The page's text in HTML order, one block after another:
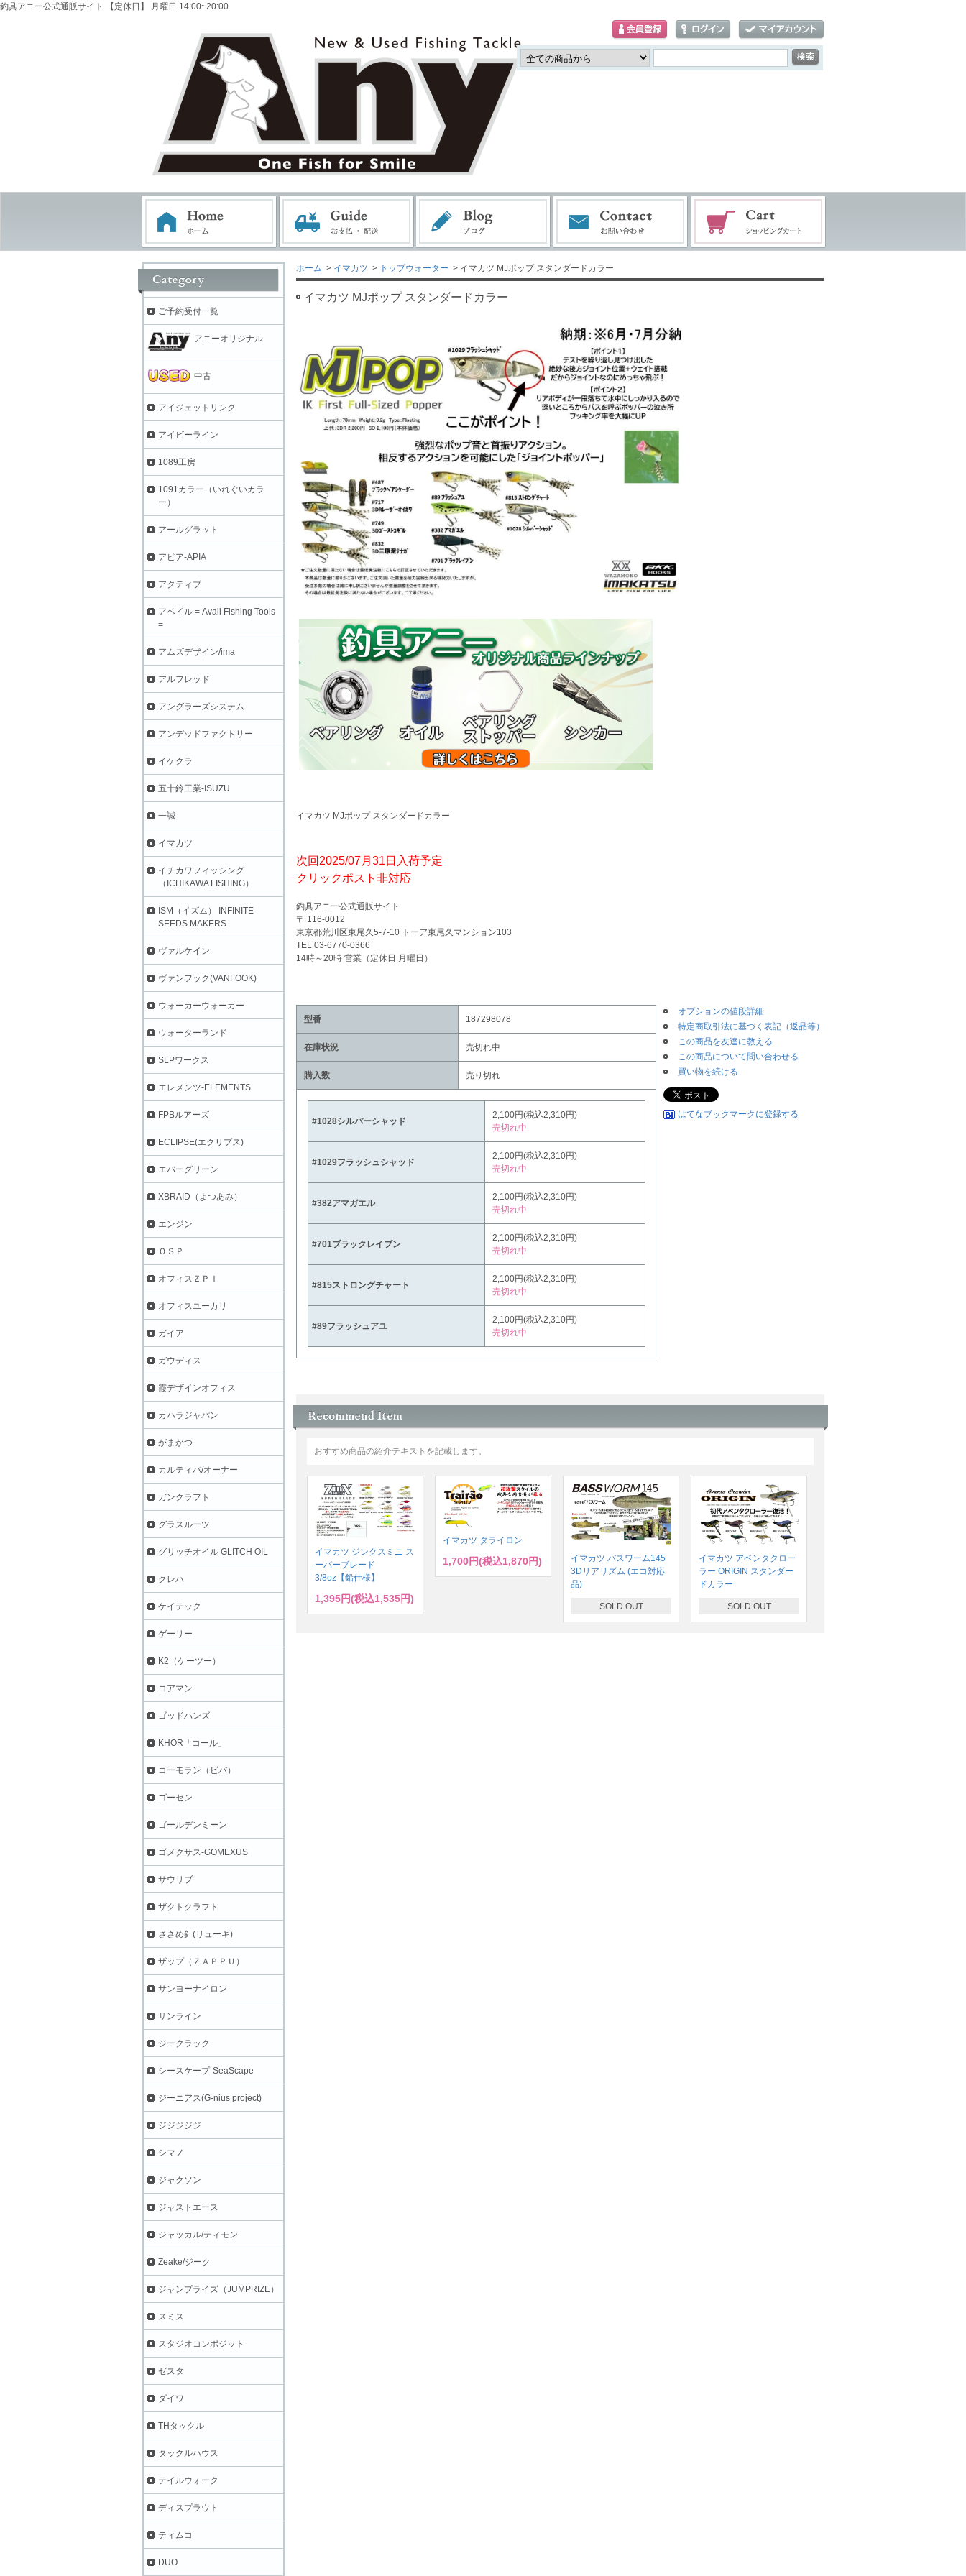
釣具アニー公式通販サイト 【定休日】 月曜日 14:00~20:00
ホーム > イマカツ > トップウォーター > イマカツ MJポップ スタンダードカラー
イマカツ MJポップ スタンダードカラー
イマカツ MJポップ スタンダードカラー
次回2025/07月31日入荷予定
クリックポスト非対応
釣具アニー公式通販サイト
〒 116-0012
東京都荒川区東尾久5-7-10 トーア東尾久マンション103
TEL 03-6770-0366
14時～20時 営業（定休日 月曜日）
型番 187298078
在庫状況 売切れ中
購入数 売り切れ
#1028シルバーシャッド
2,100円(税込2,310円)
売切れ中
#1029フラッシュシャッド
2,100円(税込2,310円)
売切れ中
#382アマガエル
2,100円(税込2,310円)
売切れ中
#701ブラックレイブン
2,100円(税込2,310円)
売切れ中
#815ストロングチャート
2,100円(税込2,310円)
売切れ中
#89フラッシュアユ
2,100円(税込2,310円)
売切れ中
オプションの値段詳細
特定商取引法に基づく表記（返品等）
この商品を友達に教える
この商品について問い合わせる
買い物を続ける
はてなブックマークに登録する
おすすめ商品の紹介テキストを記載します。
イマカツ ジンクスミニ ス
ーパーブレード
3/8oz【鉛仕様】
1,395円(税込1,535円)
イマカツ タライロン
1,700円(税込1,870円)
イマカツ バスワーム145
3Dリアリズム (エコ対応
品)
SOLD OUT
イマカツ アベンタクロー
ラー ORIGIN スタンダー
ドカラー
SOLD OUT
ご予約受付一覧
アニーオリジナル
中古
アイジェットリンク
アイビーライン
1089工房
1091カラー（いれぐいカラ
ー）
アールグラット
アピア-APIA
アクティブ
アベイル = Avail Fishing Tools
=
アムズデザイン/ima
アルフレッド
アングラーズシステム
アンデッドファクトリー
イケクラ
五十鈴工業-ISUZU
一誠
イマカツ
イチカワフィッシング
（ICHIKAWA FISHING）
ISM（イズム） INFINITE
SEEDS MAKERS
ヴァルケイン
ヴァンフック(VANFOOK)
ウォーカーウォーカー
ウォーターランド
SLPワークス
エレメンツ-ELEMENTS
FPBルアーズ
ECLIPSE(エクリプス)
エバーグリーン
XBRAID（よつあみ）
エンジン
ＯＳＰ
オフィスＺＰＩ
オフィスユーカリ
ガイア
ガウディス
霞デザインオフィス
カハラジャパン
がまかつ
カルティバ/オーナー
ガンクラフト
グラスルーツ
グリッチオイル GLITCH OIL
クレハ
ケイテック
ゲーリー
K2（ケーツー）
コアマン
ゴッドハンズ
KHOR「コール」
コーモラン（ビバ）
ゴーセン
ゴールデンミーン
ゴメクサス-GOMEXUS
サウリブ
ザクトクラフト
ささめ針(リューギ)
ザップ（ＺＡＰＰＵ）
サンヨーナイロン
サンライン
ジークラック
シースケープ-SeaScape
ジーニアス(G-nius project)
ジジジジジ
シマノ
ジャクソン
ジャストエース
ジャッカル/ティモン
Zeake/ジーク
ジャンプライズ（JUMPRIZE）
スミス
スタジオコンポジット
ゼスタ
ダイワ
THタックル
タックルハウス
テイルウォーク
ディスプラウト
ティムコ
DUO